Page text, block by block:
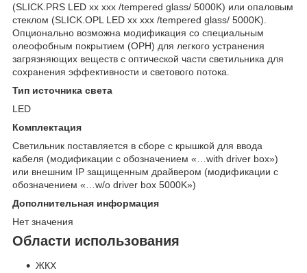
(SLICK.PRS LED хх ххх /tempered glass/ 5000K) или опаловым
стеклом (SLICK.OPL LED хх ххх /tempered glass/ 5000K).
Опционально возможна модификация со специальным
олеофобным покрытием (OPH) для легкого устранения
загрязняющих веществ с оптической части светильника для
сохранения эффективности и светового потока.
Тип источника света
LED
Комплектация
Светильник поставляется в сборе c крышкой для ввода
кабеля (модификации c обозначением «…with driver box»)
или внешним IP защищенным драйвером (модификации c
обозначением «…w/o driver box 5000K»)
Дополнительная информация
Нет значения
Области использования
ЖКХ